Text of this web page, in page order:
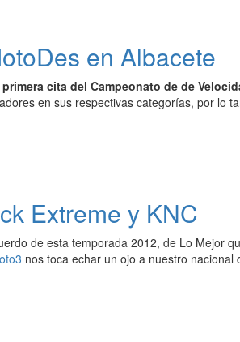
en Albacete
cita del Campeonato de de
en sus respectivas categorías, por lo
Extreme y KNC
de esta temporada 2012, de Lo Mejor
nos toca echar un ojo a nuestro